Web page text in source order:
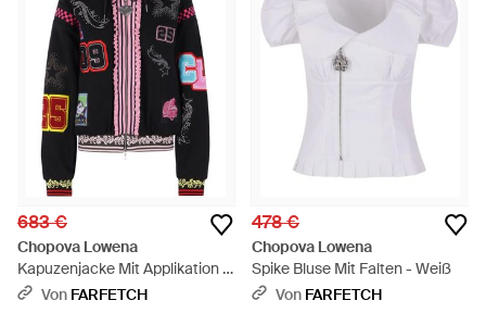
683 €
Chopova Lowena
Kapuzenjacke Mit Applikation -
Schwarz
Von FARFETCH
478 €
Chopova Lowena
Spike Bluse Mit Falten - Weiß
Von FARFETCH